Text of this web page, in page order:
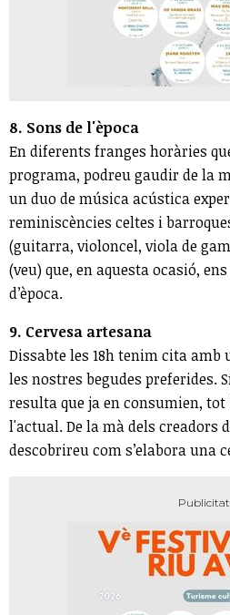
8. Sons de l'època
En diferents franges horàries
programa, podreu gaudir de la
un duo de música acústica
reminiscències celtes i
(guitarra, violoncel, viola de
(veu) que, en aquesta ocasió,
d’època.
9. Cervesa artesana
Dissabte les 18h tenim cita amb
les nostres begudes preferides.
resulta que ja en consumien,
l'actual. De la mà dels creadors
descobrireu com s’elabora una